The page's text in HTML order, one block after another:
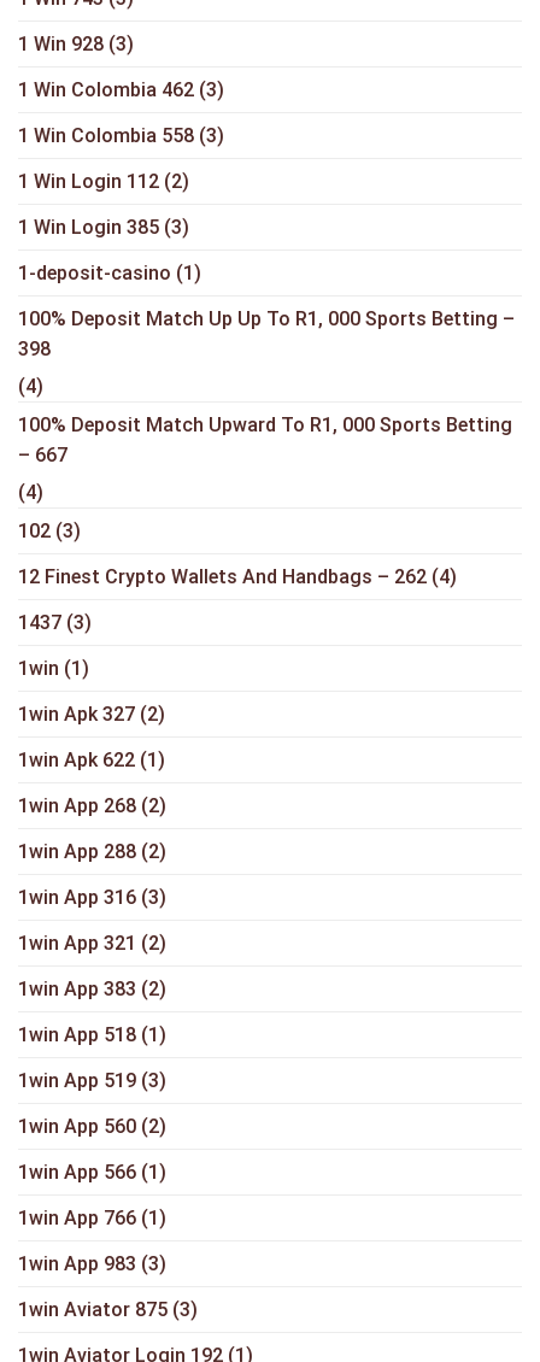
1 Win 928 (3)
1 Win Colombia 462 (3)
1 Win Colombia 558 (3)
1 Win Login 112 (2)
1 Win Login 385 (3)
1-deposit-casino (1)
100% Deposit Match Up Up To R1, 000 Sports Betting –
398
(4)
100% Deposit Match Upward To R1, 000 Sports Betting
– 667
(4)
102 (3)
12 Finest Crypto Wallets And Handbags – 262 (4)
1437 (3)
1win (1)
1win Apk 327 (2)
1win Apk 622 (1)
1win App 268 (2)
1win App 288 (2)
1win App 316 (3)
1win App 321 (2)
1win App 383 (2)
1win App 518 (1)
1win App 519 (3)
1win App 560 (2)
1win App 566 (1)
1win App 766 (1)
1win App 983 (3)
1win Aviator 875 (3)
1win Aviator Login 192 (1)